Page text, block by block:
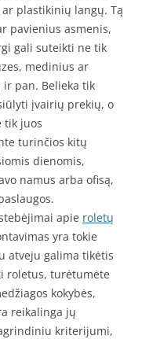
plastikinių langų. Tą
pavienius asmenis,
gali suteikti ne tik
medinius ar
pan. Belieka tik
įvairių prekių, o
tik juos
turinčios kitų
dienomis,
namus arba ofisą,
apie roletų
yra tokie
atveju galima tikėtis
roletus, turėtumėte
kokybės,
reikalinga jų
kriterijumi,